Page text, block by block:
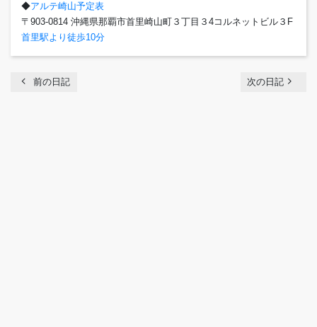
◆アルテ崎山予定表
〒903-0814 沖縄県那覇市首里崎山町３丁目３4コルネットビル３F
首里駅より徒歩10分
chevron_left 前の日記 次の日記 navigate_next